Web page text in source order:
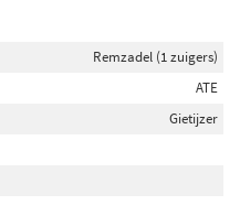
Remzadel (1 zuigers)
ATE
Gietijzer